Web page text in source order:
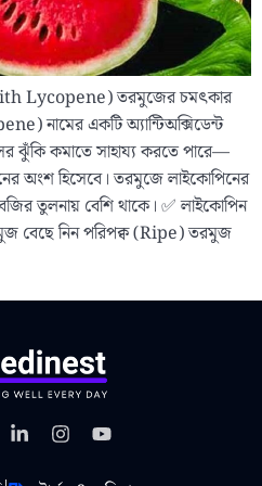
Lycopene) তরমুজের চমৎকার
নামের একটি অ্যান্টিঅক্সিডেন্ট
ঝুঁকি কমাতে সাহায্য করতে পারে—
অংশ হিসেবে। তরমুজে লাইকোপিনের
তুলনায় বেশি থাকে। ✅ লাইকোপিন
বেছে নিন পরিপক্ব (Ripe) তরমুজ